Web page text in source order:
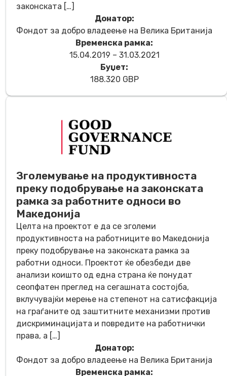
законската […]
Донатор:
Фондот за добро владеење на Велика Британија
Временска рамка:
15.04.2019 – 31.03.2021
Буџет:
188.320 GBP
Зголемување на продуктивноста
преку подобрување на законската
рамка за работните односи во
Македонија
Целта на проектот е да се зголеми
продуктивноста на работниците во Македонија
преку подобрување на законската рамка за
работни односи. Проектот ќе обезбеди две
анализи коишто од една страна ќе понудат
сеопфатен преглед на сегашната состојба,
вклучувајќи мерење на степенот на сатисфакција
на граѓаните од заштитните механизми против
дискриминацијата и повредите на работнички
права, а […]
Донатор:
Фондот за добро владеење на Велика Британија
Временска рамка: